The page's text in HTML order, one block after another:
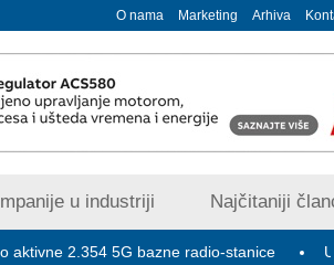
O nama Marketing Arhiva
u industriji Najčitaniji
5G bazne radio-stanice U susret